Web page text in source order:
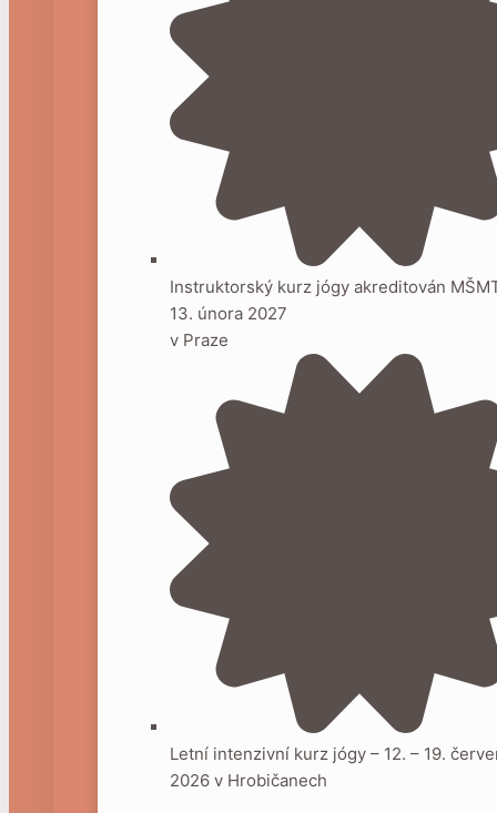
Instruktorský kurz jógy akreditován
13. února 2027
v Praze
Letní intenzivní kurz jógy – 12. – 19.
2026 v Hrobičanech